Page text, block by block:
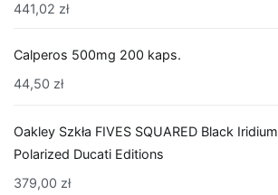
441,02 zł
Calperos 500mg 200 kaps.
44,50 zł
Oakley Szkła FIVES SQUARED Black Iridium
Polarized Ducati Editions
379,00 zł